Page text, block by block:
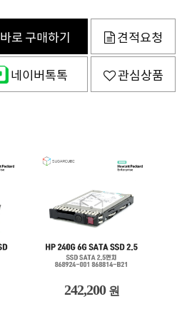
바로 구매하기 견적요청
네이버톡톡 관심상품
242,200 원